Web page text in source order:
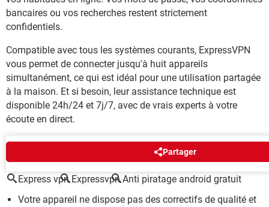
bancaires ou vos recherches restent strictement
confidentiels.
Compatible avec tous les systèmes courants, ExpressVPN
vous permet de connecter jusqu'à huit appareils
simultanément, ce qui est idéal pour une utilisation partagée
à la maison. Et si besoin, leur assistance technique est
disponible 24h/24 et 7j/7, avec de vrais experts à votre
écoute en direct.
Partager
Express vpn Expressvpn Anti piratage android gratuit
Votre appareil ne dispose pas des correctifs de qualité et